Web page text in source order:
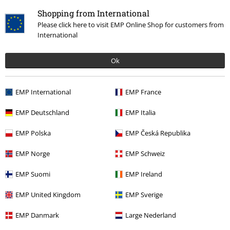
Shopping from International
Please click here to visit EMP Online Shop for customers from
International
Ok
EMP International EMP France
EMP Deutschland EMP Italia
EMP Polska EMP Česká Republika
EMP Norge EMP Schweiz
EMP Suomi EMP Ireland
EMP United Kingdom EMP Sverige
EMP Danmark Large Nederland
Merch kapel Top Bands Die Ärzte Média
Merch kapel
Výprodej % Média
Merch kapel
Merch kapel Média CD